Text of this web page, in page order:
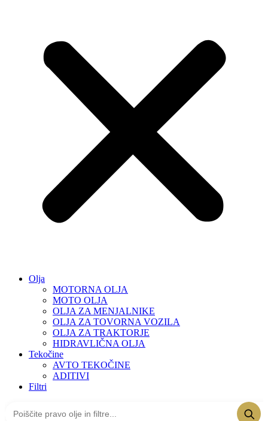
Olja
MOTORNA OLJA
MOTO OLJA
OLJA ZA MENJALNIKE
OLJA ZA TOVORNA VOZILA
OLJA ZA TRAKTORJE
HIDRAVLIČNA OLJA
Tekočine
AVTO TEKOČINE
ADITIVI
Filtri